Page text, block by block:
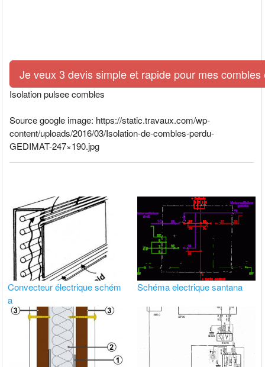
Je veux 3 devis simple et rapide pour mes
Isolation pulsee combles
Source google image: https://static.travaux.com/wp-
content/uploads/2016/03/Isolation-de-combles-perdu-
GEDIMAT-247×190.jpg
Convecteur électrique schém
a
Schéma electrique santana